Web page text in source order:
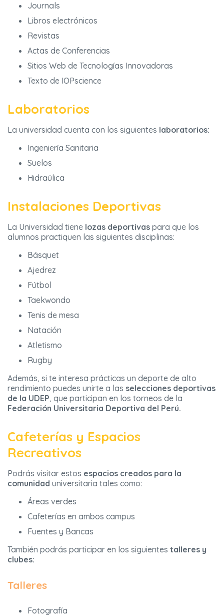
Journals
Libros electrónicos
Revistas
Actas de Conferencias
Sitios Web de Tecnologías Innovadoras
Texto de IOPscience
Laboratorios
La universidad cuenta con los siguientes laboratorios:
Ingeniería Sanitaria
Suelos
Hidraúlica
Instalaciones Deportivas
La Universidad tiene lozas deportivas para que los
alumnos practiquen las siguientes disciplinas:
Básquet
Ajedrez
Fútbol
Taekwondo
Tenis de mesa
Natación
Atletismo
Rugby
Además, si te interesa prácticas un deporte de alto
rendimiento puedes unirte a las selecciones deportivas
de la UDEP, que participan en los torneos de la
Federación Universitaria Deportiva del Perú.
Cafeterías y Espacios
Recreativos
Podrás visitar estos espacios creados para la
comunidad universitaria tales como:
Áreas verdes
Cafeterías en ambos campus
Fuentes y Bancas
También podrás participar en los siguientes talleres y
clubes:
Talleres
Fotografía